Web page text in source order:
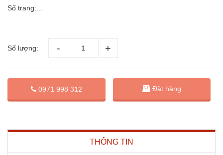
Số trang:...
Số lượng:
0971 998 312 Đặt hàng
THÔNG TIN